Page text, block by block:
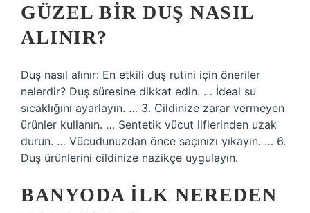
GÜZEL BIR DUŞ NASIL
ALINIR?
Duş nasıl alınır: En etkili duş rutini için öneriler
nelerdir? Duş süresine dikkat edin. … İdeal su
sıcaklığını ayarlayın. … 3. Cildinize zarar vermeyen
ürünler kullanın. … Sentetik vücut liflerinden uzak
durun. … Vücudunuzdan önce saçınızı yıkayın. … 6.
Duş ürünlerini cildinize nazikçe uygulayın.
BANYODA ILK NEREDEN